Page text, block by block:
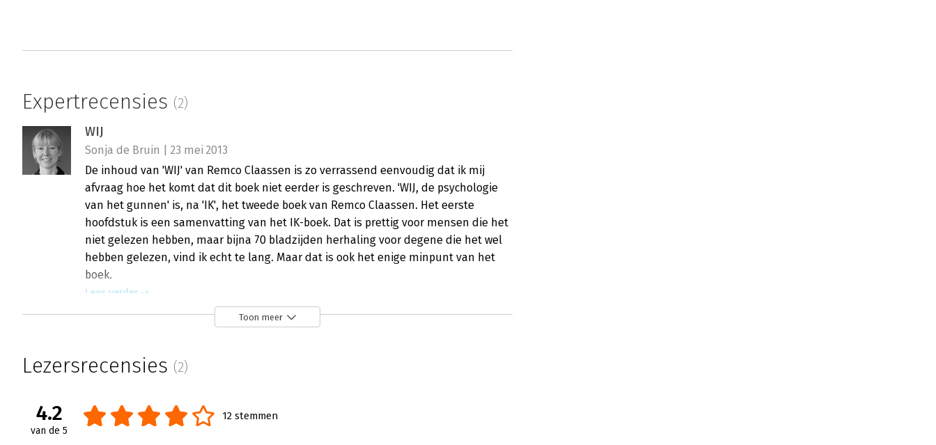
Expertrecensies (2)
WIJ
Sonja de Bruin | 23 mei 2013
De inhoud van 'WIJ' van Remco Claassen is zo verrassend eenvoudig dat ik mij
afvraag hoe het komt dat dit boek niet eerder is geschreven. 'WIJ, de psychologie
van het gunnen' is, na 'IK', het tweede boek van Remco Claassen. Het eerste
hoofdstuk is een samenvatting van het IK-boek. Dat is prettig voor mensen die het
niet gelezen hebben, maar bijna 70 bladzijden herhaling voor degene die het wel
hebben gelezen, vind ik echt te lang. Maar dat is ook het enige minpunt van het
boek.
Lees verder
Peter Vermeulen | 6 juni 2008
Leiderschapsspecialist Remco Claassen is in zijn eerste boek 'IK' hoofdzakelijk
ingegaan op persoonlijk leiderschap en congruentie. Hierbij waren de
Toon meer
Lezersrecensies (2)
4.2
van de 5
12 stemmen